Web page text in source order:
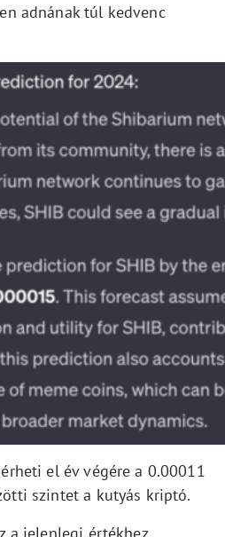
adnának túl kedvenc
el év végére a 0.00011
szintet a kutyás kriptó.